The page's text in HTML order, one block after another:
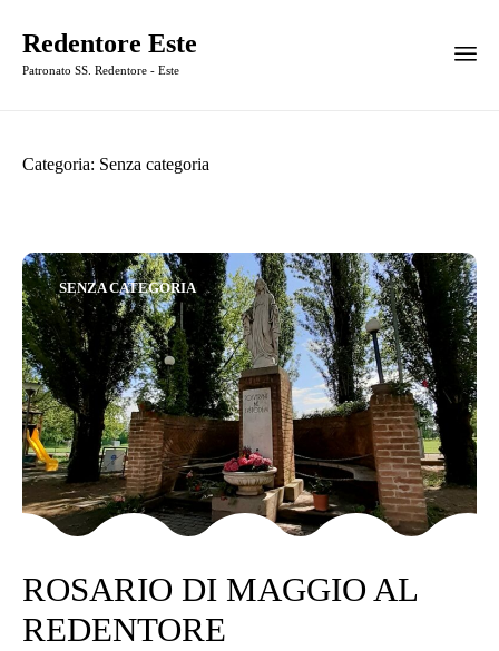
Redentore Este
Patronato SS. Redentore - Este
Categoria: Senza categoria
Category
SENZA CATEGORIA
ROSARIO DI MAGGIO AL
REDENTORE